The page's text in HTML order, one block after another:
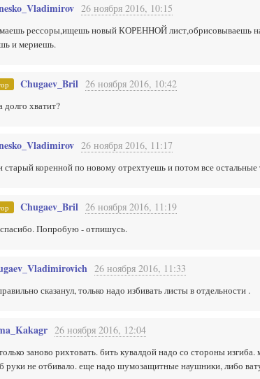
26 ноября 2016, 10:15
рессоры,ищешь новый КОРЕННОЙ лист,обрисовываешь
и мериешь.
Chugaev_Bril 26 ноября 2016, 10:42
долго хватит?
26 ноября 2016, 11:17
старый коренной по новому отрехтуешь и потом все
Chugaev_Bril 26 ноября 2016, 11:19
Попробую - отпишусь.
26 ноября 2016, 11:33
сказанул, только надо избивать листы в отдельности .
26 ноября 2016, 12:04
заново рихтовать. бить кувалдой надо со стороны
руки не отбивало. еще надо шумозащитные наушники, либо